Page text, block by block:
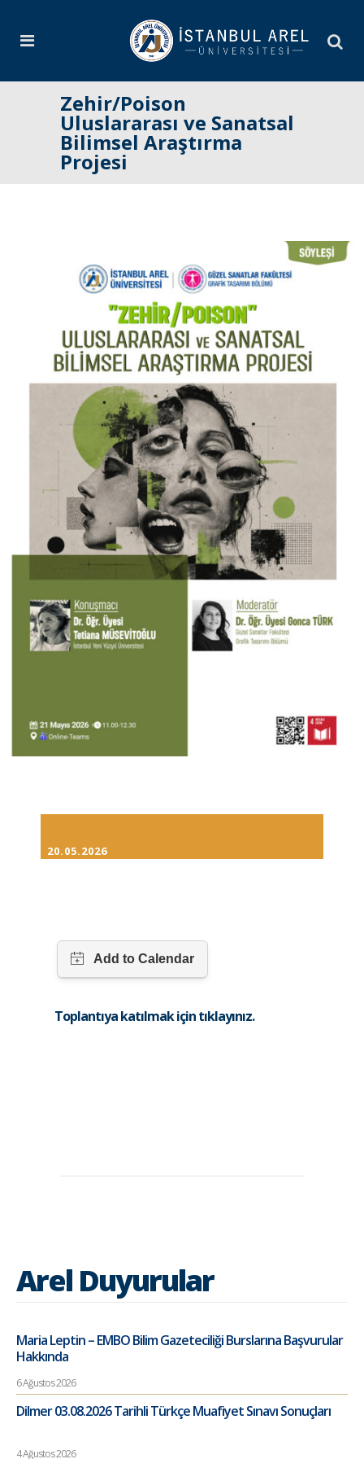
Zehir/Poison
Uluslararası ve Sanatsal
Bilimsel Araştırma
Projesi
20.05.2026
Toplantıya katılmak için tıklayınız.
Arel Duyurular
Maria Leptin – EMBO Bilim Gazeteciliği Burslarına Başvurular
Hakkında
6 Ağustos 2026
Dilmer 03.08.2026 Tarihli Türkçe Muafiyet Sınavı Sonuçları
4 Ağustos 2026